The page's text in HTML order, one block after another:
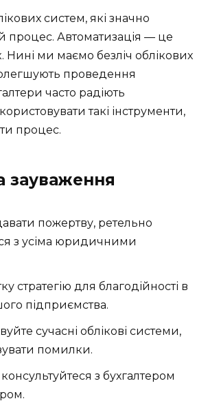
систем, які значно
процес. Автоматизація — це
Нині ми маємо безліч облікових
проведення
часто радіють
такі інструменти,
процес.
зауваження
пожертву, ретельно
з усіма юридичними
стратегію для благодійності в
підприємства.
сучасні облікові системи,
помилки.
з бухгалтером